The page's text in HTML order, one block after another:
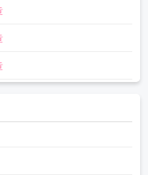
意聊
相昱韶恩145
协议
念知心人至话投机的意思合意
协议韶恩免费漫画
下相昱与韶恩免费观看合意免
入驻